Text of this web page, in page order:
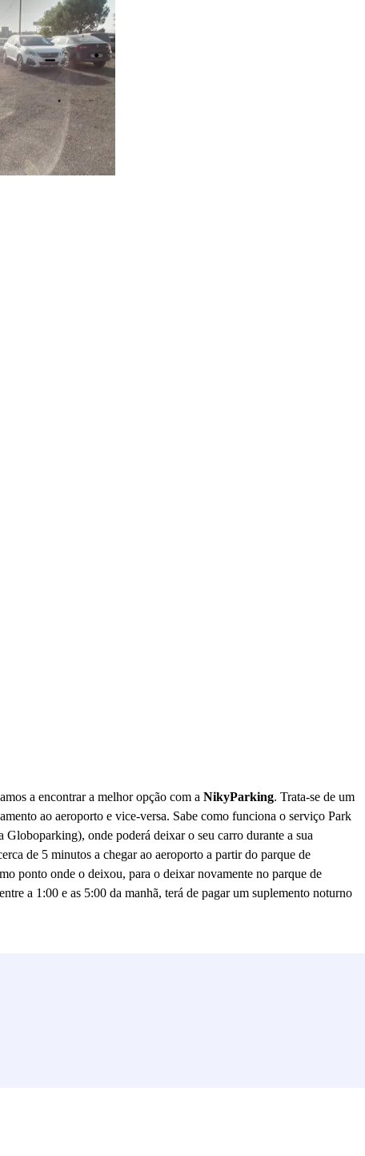
a encontrar a melhor opção com a NikyParking. Trata-se de um
ao aeroporto e vice-versa. Sabe como funciona o serviço Park
onde poderá deixar o seu carro durante a sua
de 5 minutos a chegar ao aeroporto a partir do parque de
ponto onde o deixou, para o deixar novamente no parque de
a 1:00 e as 5:00 da manhã, terá de pagar um suplemento noturno